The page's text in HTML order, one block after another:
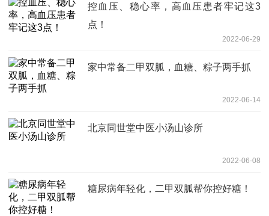
控血压、稳心率，高血压患者牢记这3
点！
2022-06-29
家中常备二甲双胍，血糖、粽子两手抓
2022-06-14
北京同世堂中医小汤山诊所
2022-06-08
糖尿病年轻化，二甲双胍帮你控好糖！